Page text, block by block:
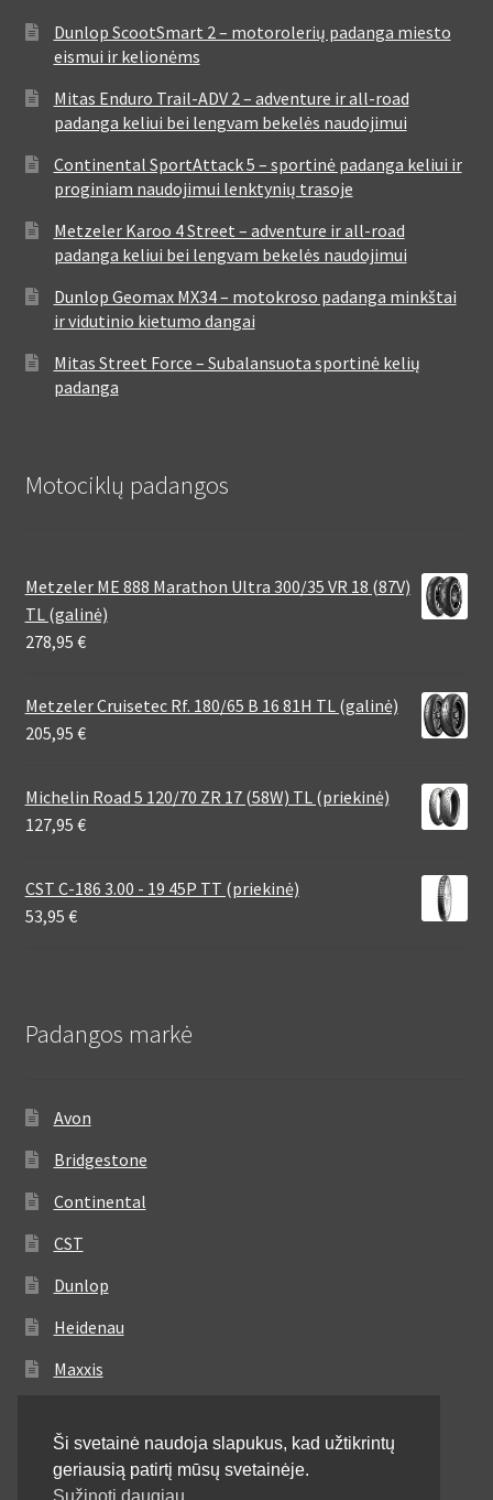
Dunlop ScootSmart 2 – motorolerių padanga miesto
eismui ir kelionėms
Mitas Enduro Trail-ADV 2 – adventure ir all-road
padanga keliui bei lengvam bekelės naudojimui
Continental SportAttack 5 – sportinė padanga keliui ir
proginiam naudojimui lenktynių trasoje
Metzeler Karoo 4 Street – adventure ir all-road
padanga keliui bei lengvam bekelės naudojimui
Dunlop Geomax MX34 – motokroso padanga minkštai
ir vidutinio kietumo dangai
Mitas Street Force – Subalansuota sportinė kelių
padanga
Motociklų padangos
Metzeler ME 888 Marathon Ultra 300/35 VR 18 (87V)
TL (galinė)
278,95 €
Metzeler Cruisetec Rf. 180/65 B 16 81H TL (galinė)
205,95 €
Michelin Road 5 120/70 ZR 17 (58W) TL (priekinė)
127,95 €
CST C-186 3.00 - 19 45P TT (priekinė)
53,95 €
Padangos markė
Avon
Bridgestone
Continental
CST
Dunlop
Heidenau
Maxxis
Michelin
Mitas
Ši svetainė naudoja slapukus, kad užtikrintų
geriausią patirtį mūsų svetainėje.
Sužinoti daugiau